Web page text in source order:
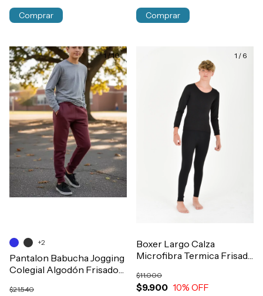
Comprar Comprar
1 /10
Pantalon Babucha Jogging
Colegial Algodón Frisado
$21.540
+2
1 / 6
Boxer Largo Calza
Microfibra Termica Frisada
$9.900
$11.000
10% OFF